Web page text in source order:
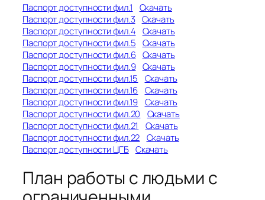
Паспорт доступности фил.1
Скачать
Паспорт доступности фил.3 Скачать
Паспорт доступности фил.4 Скачать
Паспорт доступности фил.5 Скачать
Паспорт доступности фил.6 Скачать
Паспорт доступности фил.9 Скачать
Паспорт доступности фил.15
Скачать
Паспорт доступности фил.16 Скачать
Паспорт доступности фил.19 Скачать
Паспорт доступности фил.20
Скачать
Паспорт доступности фил.21
Скачать
Паспорт доступности фил.22 Скачать
Паспорт доступности ЦГБ Скачать
План работы с людьми с